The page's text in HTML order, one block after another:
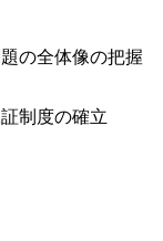
の全体像の把握
制度の確立